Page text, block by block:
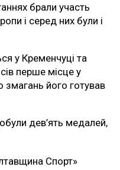
брали участь
і серед них були і
у Кременчуці та
перше місце у
змагань його готував
дев’ять медалей,
Спорт»